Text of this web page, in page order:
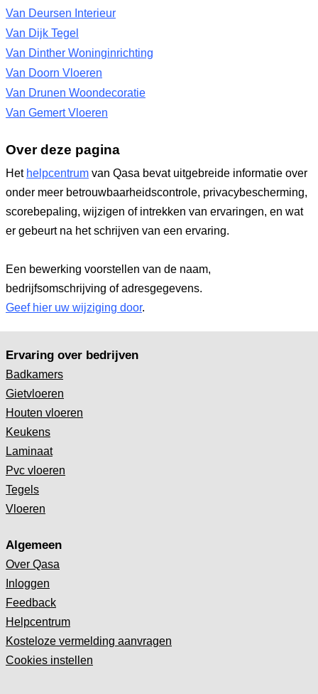
Van Deursen Interieur
Van Dijk Tegel
Van Dinther Woninginrichting
Van Doorn Vloeren
Van Drunen Woondecoratie
Van Gemert Vloeren
Over deze pagina
Het helpcentrum van Qasa bevat uitgebreide informatie over
onder meer betrouwbaarheidscontrole, privacybescherming,
scorebepaling, wijzigen of intrekken van ervaringen, en wat
er gebeurt na het schrijven van een ervaring.
Een bewerking voorstellen van de naam,
bedrijfsomschrijving of adresgegevens.
Geef hier uw wijziging door.
Ervaring over bedrijven
Badkamers
Gietvloeren
Houten vloeren
Keukens
Laminaat
Pvc vloeren
Tegels
Vloeren
Algemeen
Over Qasa
Inloggen
Feedback
Helpcentrum
Kosteloze vermelding aanvragen
Cookies instellen